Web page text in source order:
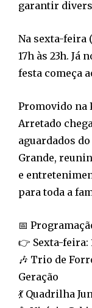
garantir
Na sexta-feira
17h às 23h. Já
festa começa
Promovido na
Arretado
aguardados
Grande,
e
para toda a
📅
👉 Sexta-feira:
🎶 Trio de
Geração
💃 Quadrilha